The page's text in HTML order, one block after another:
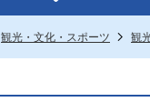
観光・文化・スポーツ 観